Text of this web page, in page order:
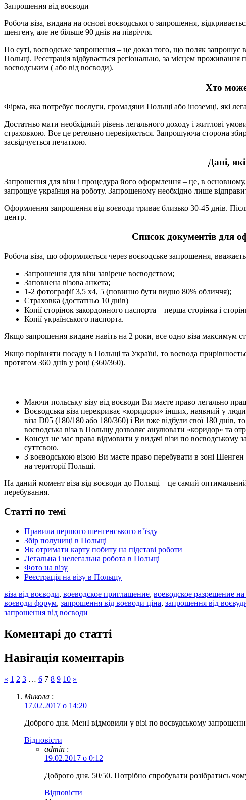
Запрошення від воєводи
Робоча віза, видана на основі воєводського запрошення,
шенгену, але не більше 90 днів на півріччя.
По суті, воєводське запрошення – це доказ того, що поляк запрошує
Польщі. Реєстрація відбувається регіонально, за місцем
воєводським ( або від воєводи).
Хто може
Фірма, яка потребує послуги, громадяни Польщі або іноземці, які
Достатньо мати необхідний рівень легального доходу і житлові
страховкою. Все це ретельно перевіряється. Запрошуюча сторона
засвідчується печаткою.
Дані,
Запрошення для візи і процедура його оформлення – це, в
запрошує українця на роботу. Запрошеному необхідно лише
Оформлення запрошення від воєводи триває близько 30-45 днів.
центр.
Список документів для
Робоча віза, що оформляється через воєводське запрошення,
Запрошення для візи завірене воєводством;
Заповнена візова анкета;
1-2 фотографії 3,5 х4, 5 (повинно бути видно 80% обличчя);
Страховка (достатньо 10 днів)
Копії сторінок закордонного паспорта – перша сторінка і
Копії українського паспорта.
Якщо запрошення видане навіть на 2 роки, все одно віза максимум
Якщо порівняти посаду в Польщі та Україні, то воєвода
протягом 360 днів у році (360/360).
Маючи польську візу від воєводи Ви маєте право легально
Воєводська віза перекриває «коридори» інших, наявний у
віза D05 (180/180 або 180/360) і Ви вже відбули свої 180 днів,
воєводська віза в Польщу дозволяє анулювати «коридор» та
Консул не має права відмовити у видачі візи по воєводському
суттєвою.
З воєводською візою Ви маєте право перебувати в зоні
на території Польщі.
На даний момент віза від воєводи до Польщі – це самий
перебування.
Статті по темі
Правила першого шенгенського в’їзду
Збір полуниці в Польщі
Як отримати карту побиту на підставі роботи
Легальна і нелегальна робота в Польщі
Фото на візу
Реєстрація на візу в Польщу
віза від воєводи, воеводское приглашение, воеводское разрешение на
воєводи форум, запрошення від воєводи ціна, запрошення від
запрошення від воєводи
Коментарі до статті
Навігація коментарів
« 1 2 3 … 6 7 8 9 10 »
Микола :
17.02.2017 о 14:20
Доброго дня. МенІ відмовили у візі по воєвудському
Відповіcти
admin :
19.02.2017 о 0:12
Доброго дня. 50/50. Потрібно спробувати розібратись
Відповіcти